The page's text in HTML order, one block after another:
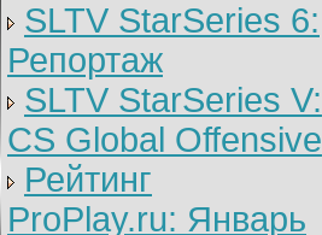
SLTV StarSeries 6:
Репортаж
SLTV StarSeries V:
CS Global Offensive
Рейтинг
ProPlay.ru: Январь